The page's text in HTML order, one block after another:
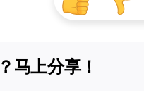
马上分享！